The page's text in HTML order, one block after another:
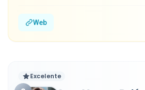
Web
Excelente